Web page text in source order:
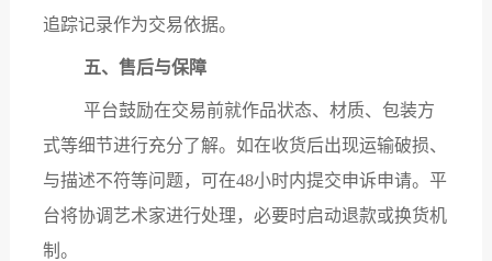
追踪记录作为交易依据。
五、售后与保障
平台鼓励在交易前就作品状态、材质、包装方
式等细节进行充分了解。如在收货后出现运输破损、
与描述不符等问题，可在48小时内提交申诉申请。平
台将协调艺术家进行处理，必要时启动退款或换货机
制。